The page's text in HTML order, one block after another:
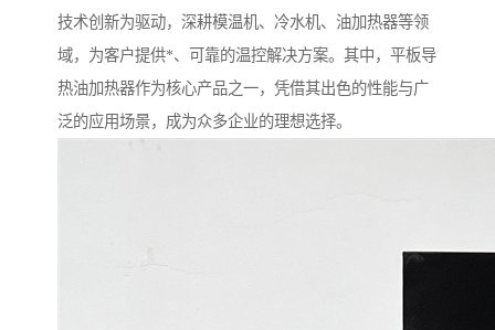
技术创新为驱动，深耕模温机、冷水机、油加热器等领
域，为客户提供*、可靠的温控解决方案。其中，平板导
热油加热器作为核心产品之一，凭借其出色的性能与广
泛的应用场景，成为众多企业的理想选择。